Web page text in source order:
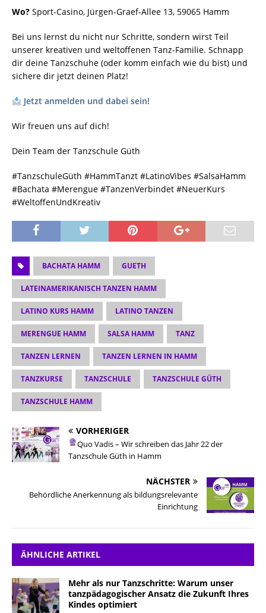
Wo? Sport-Casino, Jürgen-Graef-Allee 13, 59065 Hamm
​Bei uns lernst du nicht nur Schritte, sondern wirst Teil
unserer kreativen und weltoffenen Tanz-Familie. Schnapp
dir deine Tanzschuhe (oder komm einfach wie du bist) und
sichere dir jetzt deinen Platz!
Jetzt anmelden und dabei sein!
​Wir freuen uns auf dich!
Dein Team der Tanzschule Güth
​#TanzschuleGüth #HammTanzt #LatinoVibes #SalsaHamm
#Bachata #Merengue #TanzenVerbindet #NeuerKurs
#WeltoffenUndKreativ
BACHATA HAMM GUETH
LATEINAMERIKANISCH TANZEN HAMM
LATINO KURS HAMM LATINO TANZEN
MERENGUE HAMM SALSA HAMM TANZ
TANZEN LERNEN TANZEN LERNEN IN HAMM
TANZKURSE TANZSCHULE TANZSCHULE GÜTH
TANZSCHULE HAMM
VORHERIGER
Quo Vadis – Wir schreiben das Jahr 22 der
Tanzschule Güth in Hamm
NÄCHSTER
Behördliche Anerkennung als bildungsrelevante
Einrichtung
ÄHNLICHE ARTIKEL
Mehr als nur Tanzschritte: Warum unser
tanzpädagogischer Ansatz die Zukunft Ihres
Kindes optimiert